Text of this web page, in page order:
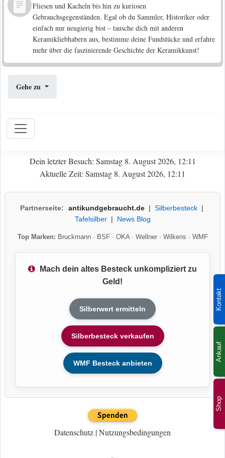
Shop
Kontakt
Ankauf
Fliesen und Kacheln bis hin zu kuriosen
Gebrauchsgegenständen. Egal ob du Sammler, Historiker oder
einfach nur neugierig bist – tausche dich mit anderen
Keramikliebhabern aus, bestimme deine Fundstücke und erfahre
mehr über die faszinierende Geschichte der Keramikkunst!
Gehe zu
Dein letzter Besuch: Samstag 8. August 2026, 12:11
Aktuelle Zeit: Samstag 8. August 2026, 12:11
Partnerseite: antikundgebraucht.de| Silberbesteck|
Tafelsilber| News Blog
Top Marken: Bruckmann· BSF· OKA· Wellner· Wilkens · WMF
Mach dein altes Besteck unkompliziert zu
Geld!
Silberwert ermitteln
Silberbesteck verkaufen
WMF Besteck anbieten
Datenschutz |Nutzungsbedingungen